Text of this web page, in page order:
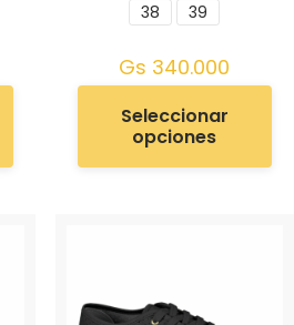
38
39
Gs 340.000
Seleccionar
opciones